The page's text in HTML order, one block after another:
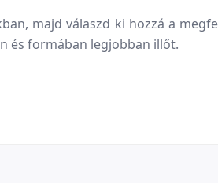
majd válaszd ki hozzá a
és formában legjobban illőt.